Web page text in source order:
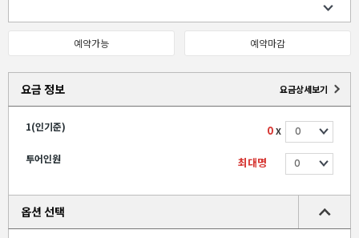
예약가능 예약마감
요금 정보 요금상세보기
1(인기준) 0 X
투어인원 최대명
옵션 선택